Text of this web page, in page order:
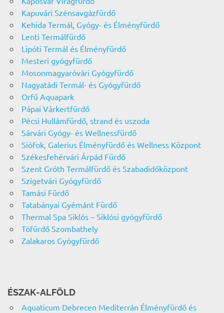
Kapuvári Szénsavgázfürdő
Kehida Termál, Gyógy- és Élményfürdő
Lenti Termálfürdő
Lipóti Termál és Élményfürdő
Mesteri gyógyfürdő
Mosonmagyaróvári Gyógyfürdő
Nagyatádi Termál- és Gyógyfürdő
Orfű Aquapark
Pápai Várkertfürdő
Pécsi Hullámfürdő, strand és uszoda
Sárvári Gyógy- és Wellnessfürdő
Siófok, Galerius Élményfürdő és Wellness Központ
Székesfehérvári Árpád Fürdő
Szent Gróth Termálfürdő és Szabadidőközpont
Szigetvári Gyógyfürdő
Tamási Fürdő
Tatabányai Gyémánt Fürdő
Thermal Spa Siklós – Siklósi gyógyfürdő
Tófürdő Szombathely
Zalakaros Gyógyfürdő
ÉSZAK-ALFÖLD
Aquaticum Debrecen Mediterrán Élményfürdő és